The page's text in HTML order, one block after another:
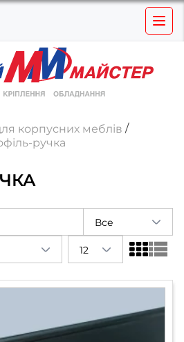
корпусних меблів
ручка
Все
12